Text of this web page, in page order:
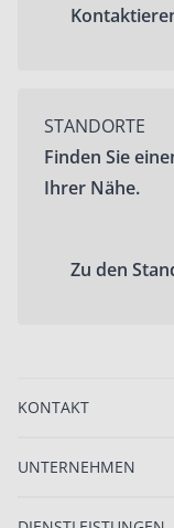
STANDORTE
Finden Sie
Ihrer Nähe.
Zu den
KONTAKT
UNTERNEHMEN